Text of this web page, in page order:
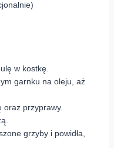
w kostkę.
garnku na oleju, aż
oraz przyprawy.
grzyby i powidła,